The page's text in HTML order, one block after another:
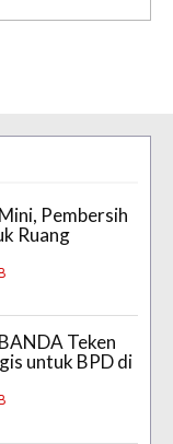
Pembersih
Ruang
Teken
untuk BPD di